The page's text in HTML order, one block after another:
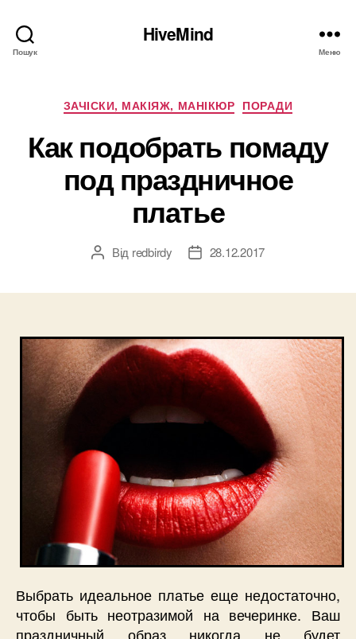
Пошук
HiveMind
Меню
Категорії
ЗАЧІСКИ, МАКІЯЖ, МАНІКЮР ПОРАДИ
Как подобрать помаду
под праздничное
платье
Автор
Від redbirdy
Дата28.12.2017
Выбрать идеальное платье еще недостаточно,
чтобы быть неотразимой на вечеринке. Ваш
праздничный образ никогда не будет